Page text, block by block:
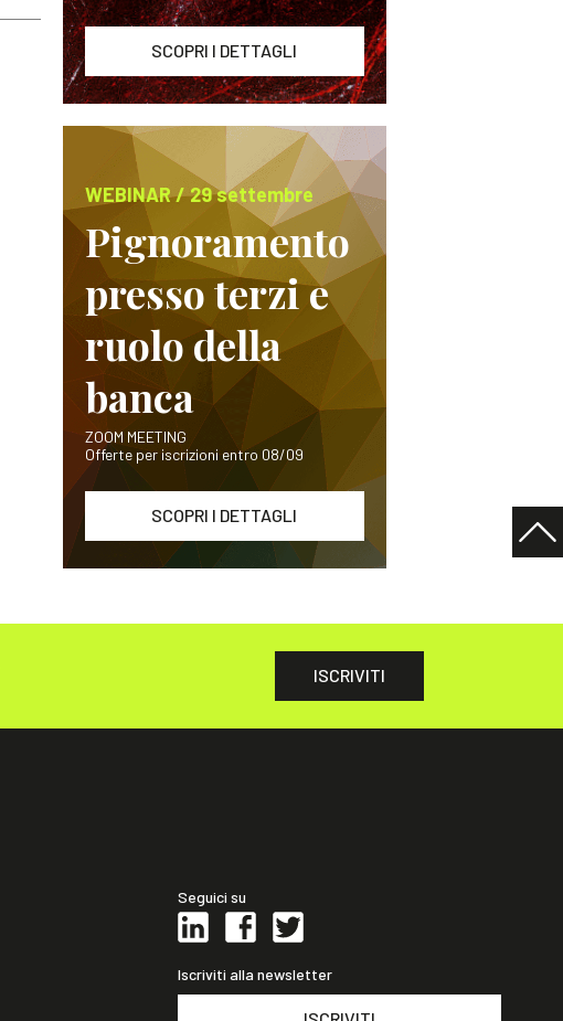
SCOPRI I DETTAGLI
WEBINAR / 29 settembre
Pignoramento
presso terzi e
ruolo della
banca
ZOOM MEETING
Offerte per iscrizioni entro 08/09
SCOPRI I DETTAGLI
ISCRIVITI
Seguici su
Iscriviti alla newsletter